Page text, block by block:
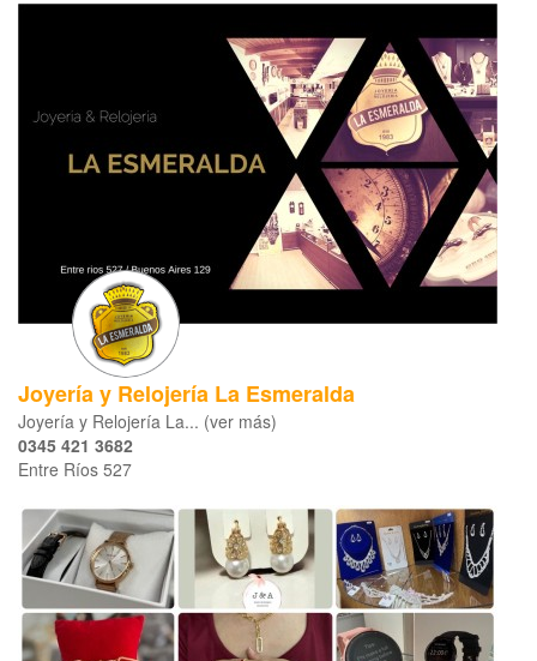
Joyería y Relojería La Esmeralda
Joyería y Relojería La... (ver más)
0345 421 3682
Entre Ríos 527